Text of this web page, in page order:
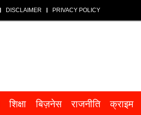
DISCLAIMER PRIVACY POLICY
शिक्षा बिज़नेस राजनीति क्राइम